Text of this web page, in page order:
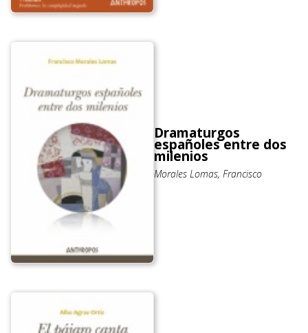
Dramaturgos
españoles entre dos
milenios
Morales Lomas, Francisco